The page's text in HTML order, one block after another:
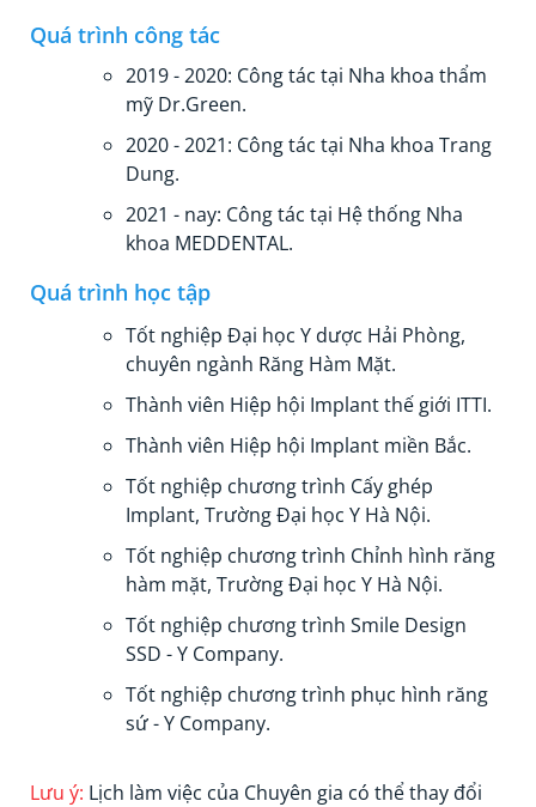
Quá trình công tác
2019 - 2020: Công tác tại Nha khoa thẩm
mỹ Dr.Green.
2020 - 2021: Công tác tại Nha khoa Trang
Dung.
2021 - nay: Công tác tại Hệ thống Nha
khoa MEDDENTAL.
Quá trình học tập
Tốt nghiệp Đại học Y dược Hải Phòng,
chuyên ngành Răng Hàm Mặt.
Thành viên Hiệp hội Implant thế giới ITTI.
Thành viên Hiệp hội Implant miền Bắc.
Tốt nghiệp chương trình Cấy ghép
Implant, Trường Đại học Y Hà Nội.
Tốt nghiệp chương trình Chỉnh hình răng
hàm mặt, Trường Đại học Y Hà Nội.
Tốt nghiệp chương trình Smile Design
SSD - Y Company.
Tốt nghiệp chương trình phục hình răng
sứ - Y Company.
Lưu ý: Lịch làm việc của Chuyên gia có thể thay đổi